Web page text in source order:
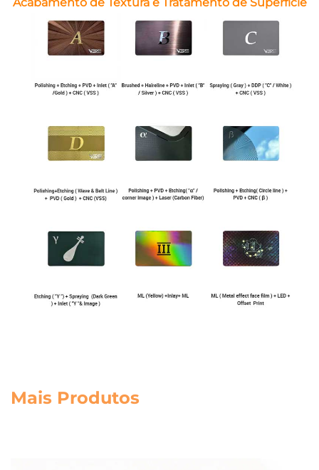
Mais Produtos